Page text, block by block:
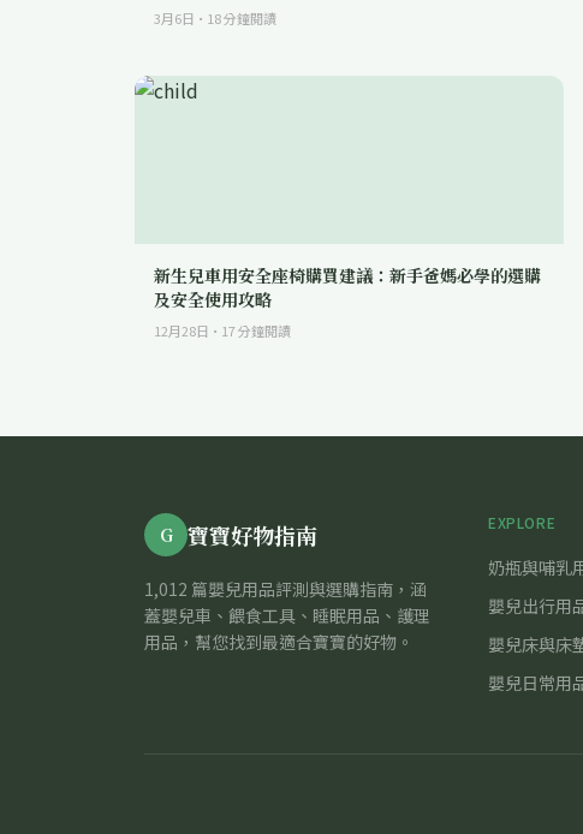
3月6日 · 18分鐘閱讀
新生兒車用安全座椅購買建議：新手爸媽必學的選購
及安全使用攻略
12月28日 · 17分鐘閱讀
G 寶寶好物指南
1,012 篇嬰兒用品評測與選購指南，涵
蓋嬰兒車、餵食工具、睡眠用品、護理
用品，幫您找到最適合寶寶的好物。
EXPLORE
奶瓶與哺乳
嬰兒出行用
嬰兒床與床
嬰兒日常用